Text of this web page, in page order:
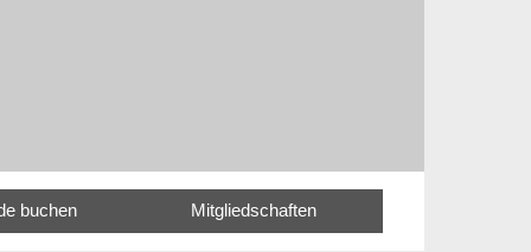
buchen Mitgliedschaften